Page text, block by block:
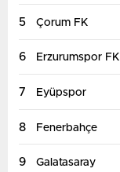
5 Çorum FK
6 Erzurumspor FK
7 Eyüpspor
8 Fenerbahçe
9 Galatasaray